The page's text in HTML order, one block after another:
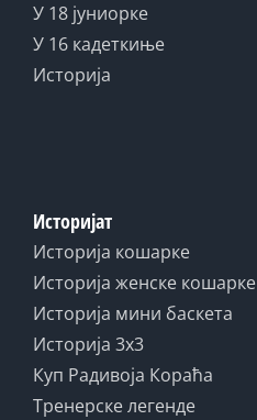
У 18 јуниорке
У 16 кадеткиње
Историја
Историјат
Историја кошарке
Историја женске кошарке
Историја мини баскета
Историја 3x3
Куп Радивоја Кораћа
Тренерске легенде